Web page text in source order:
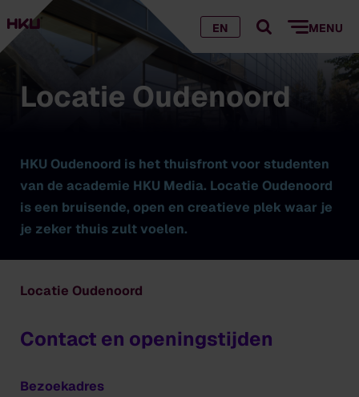
EN MENU
Locatie Oudenoord
HKU Oudenoord is het thuisfront voor studenten
van de academie HKU Media. Locatie Oudenoord
is een bruisende, open en creatieve plek waar je
je zeker thuis zult voelen.
Locatie Oudenoord
Contact en openingstijden
Bezoekadres